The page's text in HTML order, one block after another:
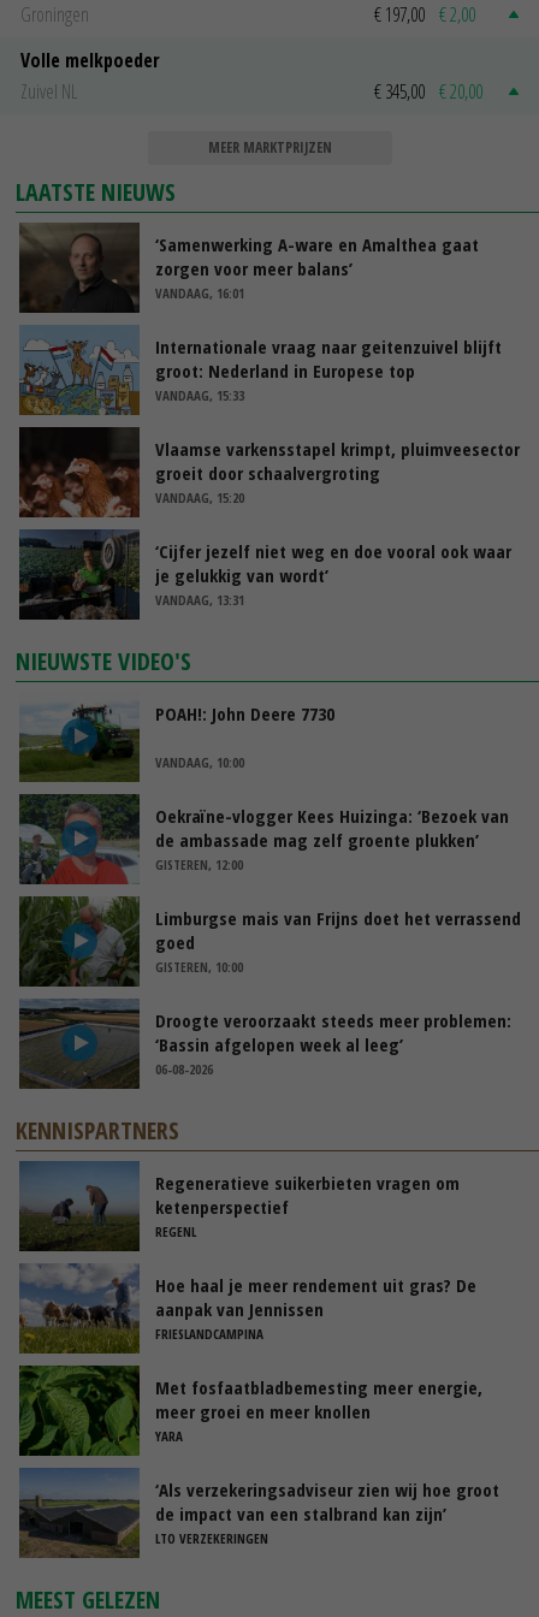
Groningen
€ 197,00 € 2,00
Volle melkpoeder
Zuivel NL
€ 345,00 € 20,00
MEER MARKTPRIJZEN
LAATSTE NIEUWS
‘Samenwerking A-ware en Amalthea gaat
zorgen voor meer balans’
VANDAAG, 16:01
Internationale vraag naar geitenzuivel blijft
groot: Nederland in Europese top
VANDAAG, 15:33
Vlaamse varkensstapel krimpt, pluimveesector
groeit door schaalvergroting
VANDAAG, 15:20
‘Cijfer jezelf niet weg en doe vooral ook waar
je gelukkig van wordt’
VANDAAG, 13:31
NIEUWSTE VIDEO'S
POAH!: John Deere 7730
VANDAAG, 10:00
Oekraïne-vlogger Kees Huizinga: ‘Bezoek van
de ambassade mag zelf groente plukken’
GISTEREN, 12:00
Limburgse mais van Frijns doet het verrassend
goed
GISTEREN, 10:00
Droogte veroorzaakt steeds meer problemen:
‘Bassin afgelopen week al leeg’
06-08-2026
KENNISPARTNERS
Regeneratieve suikerbieten vragen om
ketenperspectief
REGENL
Hoe haal je meer rendement uit gras? De
aanpak van Jennissen
FRIESLANDCAMPINA
Met fosfaatbladbemesting meer energie,
meer groei en meer knollen
YARA
‘Als verzekeringsadviseur zien wij hoe groot
de impact van een stalbrand kan zijn’
LTO VERZEKERINGEN
MEEST GELEZEN